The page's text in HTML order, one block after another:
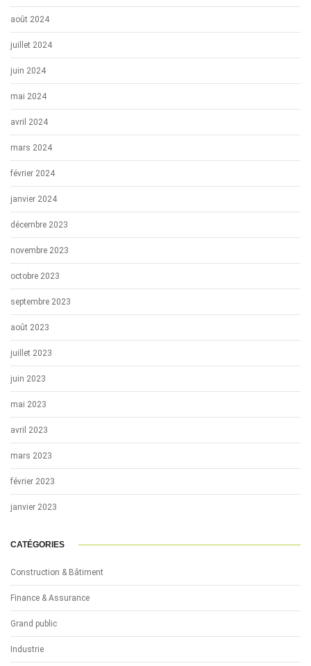
août 2024
juillet 2024
juin 2024
mai 2024
avril 2024
mars 2024
février 2024
janvier 2024
décembre 2023
novembre 2023
octobre 2023
septembre 2023
août 2023
juillet 2023
juin 2023
mai 2023
avril 2023
mars 2023
février 2023
janvier 2023
CATÉGORIES
Construction & Bâtiment
Finance & Assurance
Grand public
Industrie